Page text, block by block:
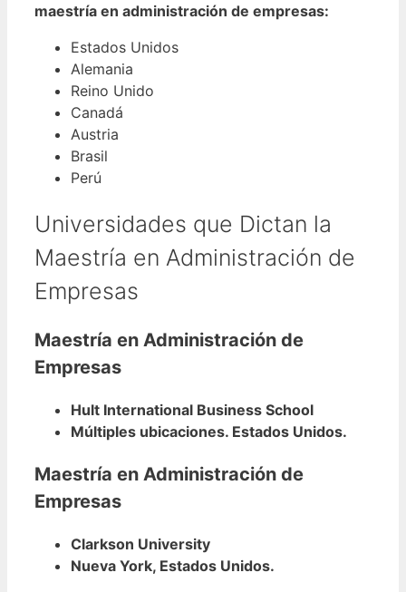
maestría en administración de empresas:
Estados Unidos
Alemania
Reino Unido
Canadá
Austria
Brasil
Perú
Universidades que Dictan la
Maestría en Administración de
Empresas
Maestría en Administración de
Empresas
Hult International Business School
Múltiples ubicaciones. Estados Unidos.
Maestría en Administración de
Empresas
Clarkson University
Nueva York, Estados Unidos.